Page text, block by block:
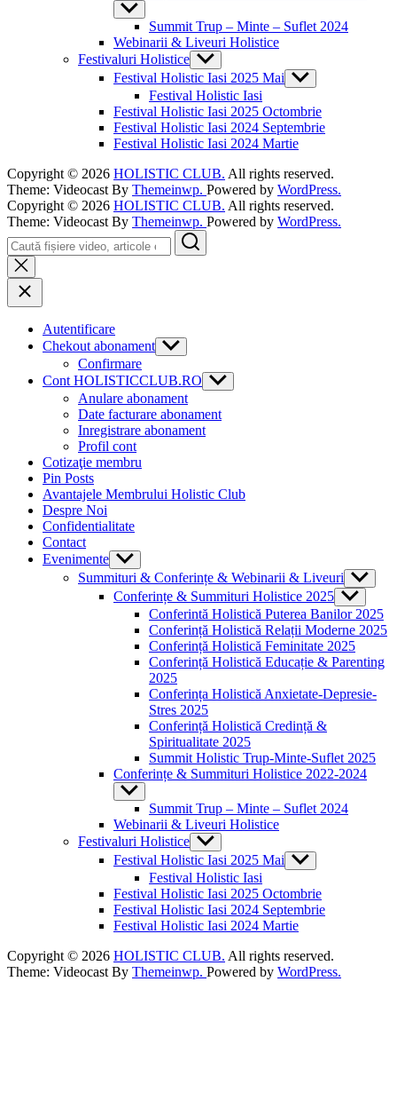
Show
sub
menu
Summit Trup – Minte – Suflet 2024
Webinarii & Liveuri Holistice
Festivaluri Holistice Show
sub
menu
Festival Holistic Iasi 2025 Mai Show
sub
menu
Festival Holistic Iasi
Festival Holistic Iasi 2025 Octombrie
Festival Holistic Iasi 2024 Septembrie
Festival Holistic Iasi 2024 Martie
Copyright © 2026 HOLISTIC CLUB. All rights reserved.
Theme: Videocast By Themeinwp. Powered by WordPress.
Copyright © 2026 HOLISTIC CLUB. All rights reserved.
Theme: Videocast By Themeinwp. Powered by WordPress.
Search
Autentificare
Chekout abonament Show
sub
Confirmare
Cont HOLISTICCLUB.RO Show
sub
Anulare abonament
Date facturare abonament
Inregistrare abonament
Profil cont
Cotizaţie membru
Pin Posts
Avantajele Membrului Holistic Club
Despre Noi
Confidentialitate
Contact
Evenimente Show
sub
menu
Summituri & Conferințe & Webinarii & Liveuri Show
sub
menu
Conferințe & Summituri Holistice 2025 Show
sub
menu
Conferintă Holistică Puterea Banilor 2025
Conferință Holistică Relații Moderne 2025
Conferință Holistică Feminitate 2025
Conferință Holistică Educație & Parenting
2025
Conferința Holistică Anxietate-Depresie-
Stres 2025
Conferință Holistică Credință &
Spiritualitate 2025
Summit Holistic Trup-Minte-Suflet 2025
Conferințe & Summituri Holistice 2022-2024
Show
sub
menu
Summit Trup – Minte – Suflet 2024
Webinarii & Liveuri Holistice
Festivaluri Holistice Show
sub
menu
Festival Holistic Iasi 2025 Mai Show
sub
menu
Festival Holistic Iasi
Festival Holistic Iasi 2025 Octombrie
Festival Holistic Iasi 2024 Septembrie
Festival Holistic Iasi 2024 Martie
Copyright © 2026 HOLISTIC CLUB. All rights reserved.
Theme: Videocast By Themeinwp. Powered by WordPress.